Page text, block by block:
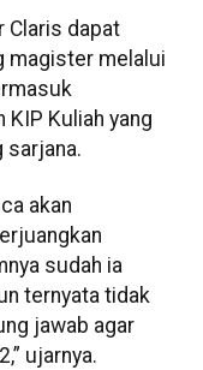
Claris dapat
magister melalui
Kuliah yang
sarjana.
akan
sudah ia
ternyata tidak
jawab agar
ujarnya.